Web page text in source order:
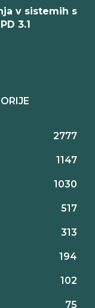
v sistemih s
3.1
2777
1147
1030
517
313
194
102
75